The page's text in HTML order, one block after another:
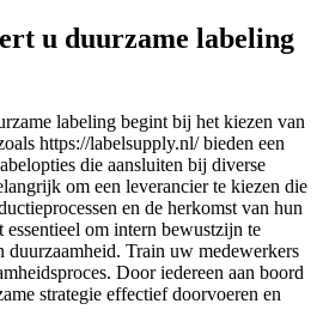
u duurzame labeling
labeling begint bij het kiezen van
https://labelsupply.nl/ bieden een
die aansluiten bij diverse
om een leverancier te kiezen die
en de herkomst van hun
essentieel om intern bewustzijn te
duurzaamheid. Train uw medewerkers
Door iedereen aan boord
strategie effectief doorvoeren en